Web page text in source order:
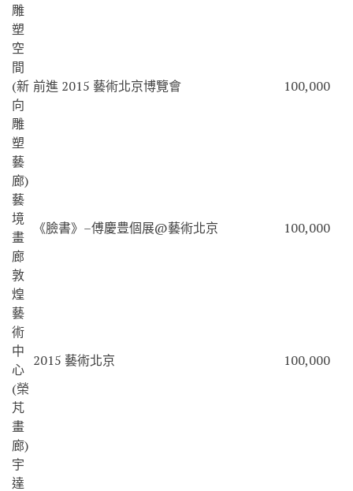
雕
塑
空
間
(新
向
雕
塑
藝
廊)
前進 2015 藝術北京博覽會 100,000
藝
境
畫
廊
《臉書》–傅慶豊個展@藝術北京 100,000
敦
煌
藝
術
中
心
(榮
芃
畫
廊)
2015 藝術北京 100,000
宇
達